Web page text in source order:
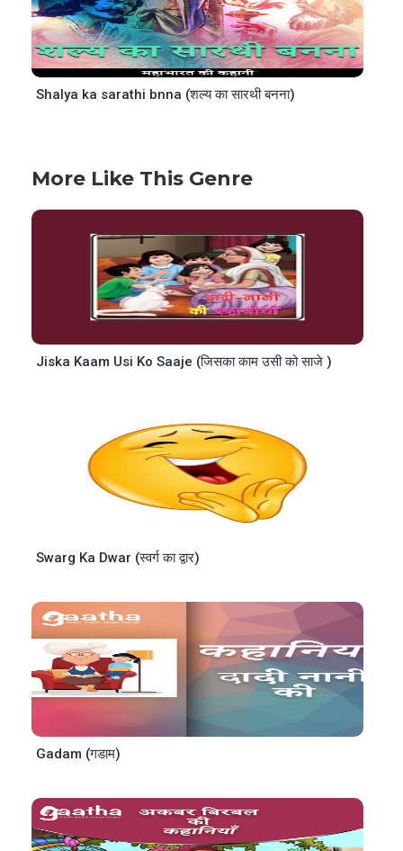
Shalya ka sarathi bnna (शल्य का सारथी बनना)
More Like This Genre
Jiska Kaam Usi Ko Saaje (जिसका काम उसी को साजे )
Swarg Ka Dwar (स्वर्ग का द्वार)
Gadam (गडाम)